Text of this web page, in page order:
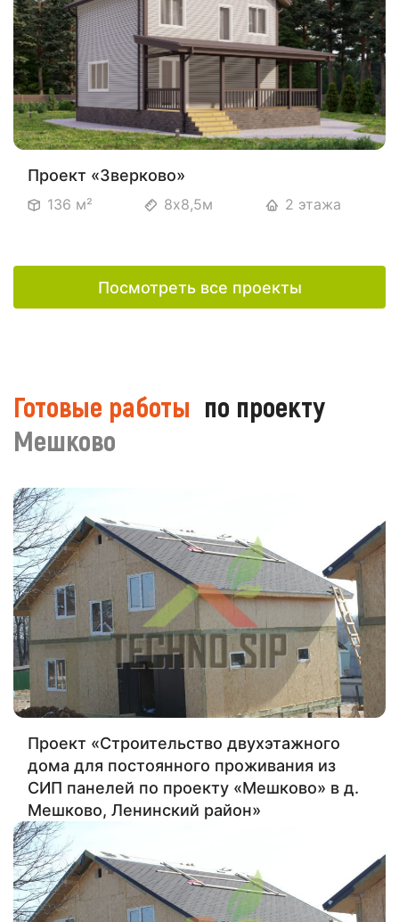
Проект «Зверково»
136 м² 8х8,5м 2 этажа
Посмотреть все проекты
Готовые работы по проекту
Мешково
Проект «Строительство двухэтажного
дома для постоянного проживания из
СИП панелей по проекту «Мешково» в д.
Мешково, Ленинский район»